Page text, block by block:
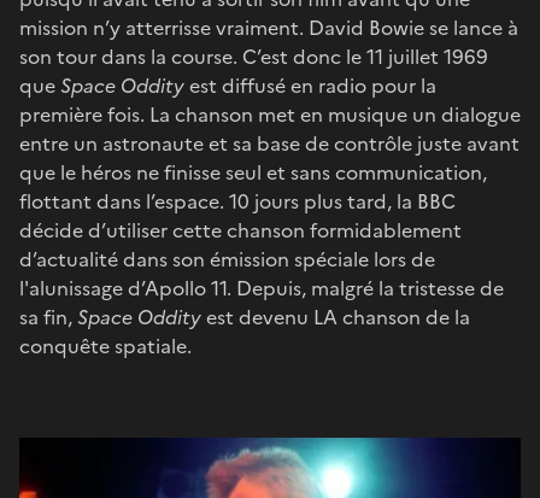
mission n’y atterrisse vraiment. David Bowie se lance à
son tour dans la course. C’est donc le 11 juillet 1969
que Space Oddityest diffusé en radio pour la
première fois. La chanson met en musique un dialogue
entre un astronaute et sa base de contrôle juste avant
que le héros ne finisse seul et sans communication,
flottant dans l’espace. 10 jours plus tard, la BBC
décide d’utiliser cette chanson formidablement
d’actualité dans son émission spéciale lors de
l'alunissage d’Apollo 11. Depuis, malgré la tristesse de
sa fin, Space Oddityest devenu LA chanson de la
conquête spatiale.